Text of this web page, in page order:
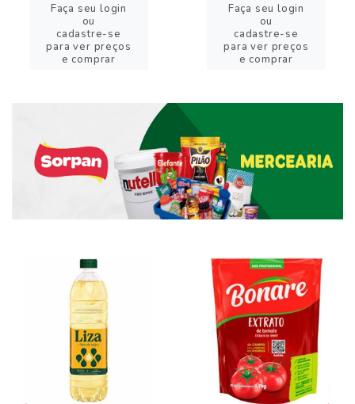
Faça seu login
ou
cadastre-se
para ver preços
e comprar
Faça seu login
ou
cadastre-se
para ver preços
e comprar